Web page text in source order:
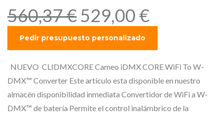
560,37€ E
l
p
r
e
c
i
o
529,00 €E
l
r
e
c
i
o
NUEVO CLIDMXCORE Cameo iDMX CORE WiFi To W-
DMX™ Converter Este artículo esta disponible en nuestro
almacén disponibilidad inmediata Convertidor de WiFi a W-
DMX™ de batería Permite el control inalámbrico de la